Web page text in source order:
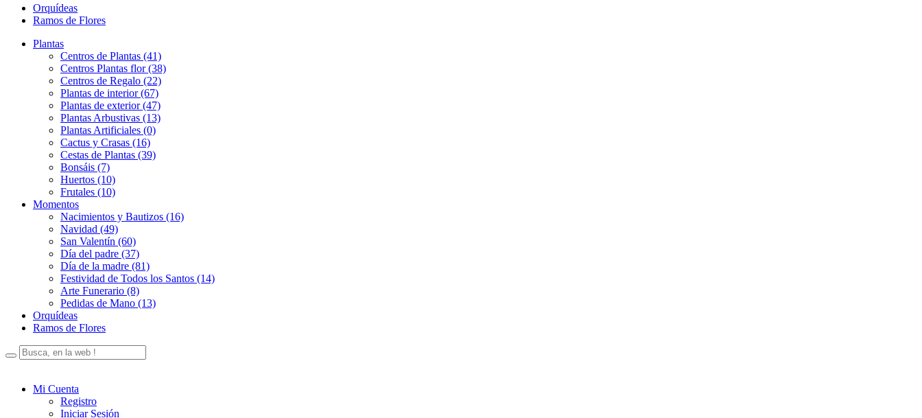
Orquídeas
Ramos de Flores
Plantas
Centros de Plantas (41)
Centros Plantas flor (38)
Centros de Regalo (22)
Plantas de interior (67)
Plantas de exterior (47)
Plantas Arbustivas (13)
Plantas Artificiales (0)
Cactus y Crasas (16)
Cestas de Plantas (39)
Bonsáis (7)
Huertos (10)
Frutales (10)
Momentos
Nacimientos y Bautizos (16)
Navidad (49)
San Valentín (60)
Día del padre (37)
Día de la madre (81)
Festividad de Todos los Santos (14)
Arte Funerario (8)
Pedidas de Mano (13)
Orquídeas
Ramos de Flores
Mi Cuenta
Registro
Iniciar Sesión